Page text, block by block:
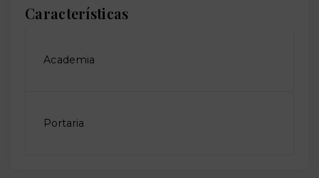
Características
Academia
Portaria